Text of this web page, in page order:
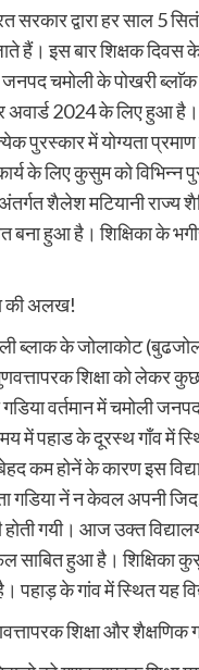
सरकार द्वारा हर साल 5
हैं। इस बार शिक्षक दिवस
चमोली के पोखरी
2024 के लिए हुआ है।
पुरस्कार में योग्यता
के लिए कुसुम को
शैलेश मटियानी राज्य
बना हुआ है। शिक्षिका के
की अलख!
ब्लाक के जोलाकोट
शिक्षा को लेकर
वर्तमान में चमोली
में पहाड के दूरस्थ गाँव में
कम होनें के कारण इस
गडिया नें न केवल अपनी
होती गयी। आज उक्त
साबित हुआ है। शिक्षिका
के गांव में स्थित यह
शिक्षा और शैक्षणिक